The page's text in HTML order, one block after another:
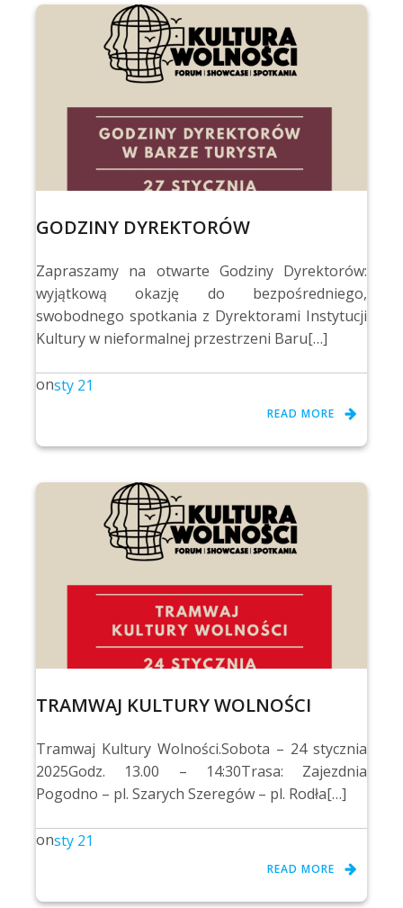
GODZINY DYREKTORÓW
Zapraszamy na otwarte Godziny Dyrektorów:
wyjątkową okazję do bezpośredniego,
swobodnego spotkania z Dyrektorami Instytucji
Kultury w nieformalnej przestrzeni Baru[…]
onsty 21
READ MORE
TRAMWAJ KULTURY WOLNOŚCI
Tramwaj Kultury Wolności.Sobota – 24 stycznia
2025Godz. 13.00 – 14:30Trasa: Zajezdnia
Pogodno – pl. Szarych Szeregów – pl. Rodła[…]
onsty 21
READ MORE